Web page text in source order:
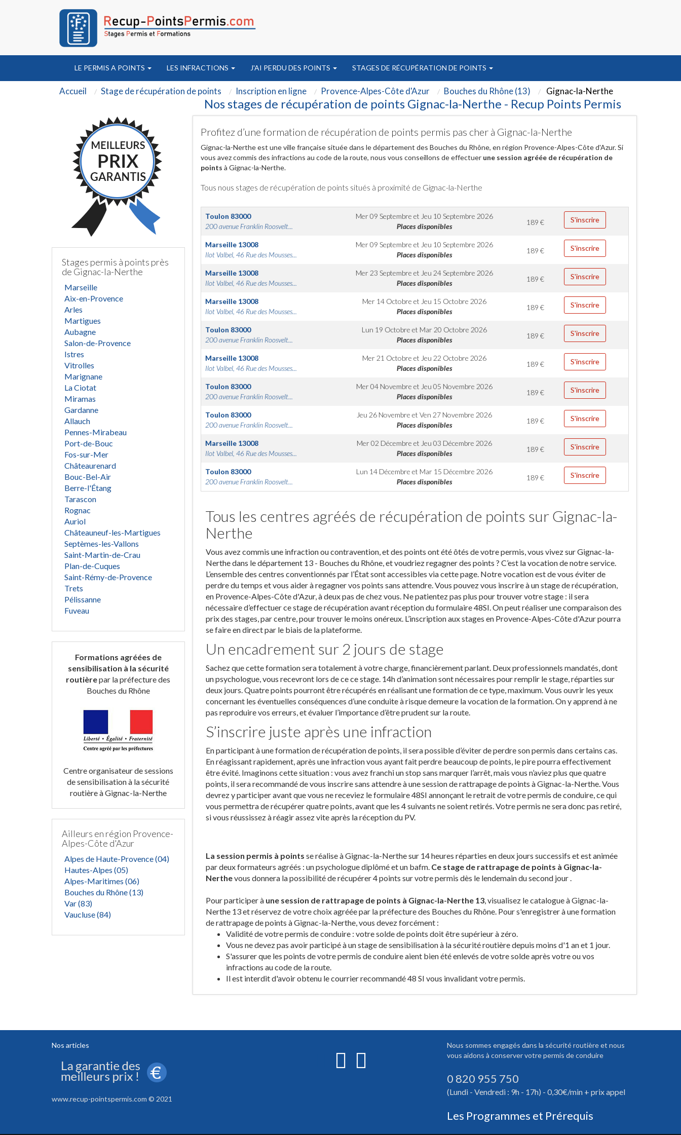
LE PERMIS A POINTS LES INFRACTIONS J'AI PERDU DES POINTS STAGES DE RÉCUPÉRATION DE POINTS
Accueil Stage de récupération de points Inscription en ligne Provence-Alpes-Côte d'Azur Bouches du Rhône (13) Gignac-la-Nerthe
Nos stages de récupération de points Gignac-la-Nerthe - Recup Points Permis
Stages permis à points près
de Gignac-la-Nerthe
Marseille
Aix-en-Provence
Arles
Martigues
Aubagne
Salon-de-Provence
Istres
Vitrolles
Marignane
La Ciotat
Miramas
Gardanne
Allauch
Pennes-Mirabeau
Port-de-Bouc
Fos-sur-Mer
Châteaurenard
Bouc-Bel-Air
Berre-l'Étang
Tarascon
Rognac
Auriol
Châteauneuf-les-Martigues
Septèmes-les-Vallons
Saint-Martin-de-Crau
Plan-de-Cuques
Saint-Rémy-de-Provence
Trets
Pélissanne
Fuveau
Formations agréées de
sensibilisation à la sécurité
routièrepar la préfecture des
Bouches du Rhône
Centre organisateur de sessions
de sensibilisation à la sécurité
routière à Gignac-la-Nerthe
Ailleurs en région Provence-
Alpes-Côte d'Azur
Alpes de Haute-Provence (04)
Hautes-Alpes (05)
Alpes-Maritimes (06)
Bouches du Rhône (13)
Var (83)
Vaucluse (84)
Profitez d’une formation de récupération de points permis pas cher à Gignac-la-Nerthe
Gignac-la-Nerthe est une ville française située dans le département des Bouches du Rhône, en région Provence-Alpes-Côte d'Azur. Si
vous avez commis des infractions au code de la route, nous vous conseillons de effectuer une session agréée de récupération de
points à Gignac-la-Nerthe.
Tous nous stages de récupération de points situés à proximité de Gignac-la-Nerthe
Toulon 83000
200 avenue Franklin Roosvelt...
Mer 09 Septembre et Jeu 10 Septembre 2026
Places disponibles
189€ S'inscrire
Marseille 13008
Ilot Valbel, 46 Rue des Mousses...
Mer 09 Septembre et Jeu 10 Septembre 2026
Places disponibles
189€ S'inscrire
Marseille 13008
Ilot Valbel, 46 Rue des Mousses...
Mer 23 Septembre et Jeu 24 Septembre 2026
Places disponibles
189€ S'inscrire
Marseille 13008
Ilot Valbel, 46 Rue des Mousses...
Mer 14 Octobre et Jeu 15 Octobre 2026
Places disponibles
189€ S'inscrire
Toulon 83000
200 avenue Franklin Roosvelt...
Lun 19 Octobre et Mar 20 Octobre 2026
Places disponibles
189€ S'inscrire
Marseille 13008
Ilot Valbel, 46 Rue des Mousses...
Mer 21 Octobre et Jeu 22 Octobre 2026
Places disponibles
189€ S'inscrire
Toulon 83000
200 avenue Franklin Roosvelt...
Mer 04 Novembre et Jeu 05 Novembre 2026
Places disponibles
189€ S'inscrire
Toulon 83000
200 avenue Franklin Roosvelt...
Jeu 26 Novembre etVen 27 Novembre 2026
Places disponibles
189€ S'inscrire
Marseille 13008
Ilot Valbel, 46 Rue des Mousses...
Mer 02 Décembre et Jeu 03 Décembre 2026
Places disponibles
189€ S'inscrire
Toulon 83000
200 avenue Franklin Roosvelt...
Lun 14 Décembre et Mar 15 Décembre 2026
Places disponibles
189€ S'inscrire
Tous les centres agréés de récupération de points sur Gignac-la-
Nerthe
Vous avez commis une infraction ou contravention, et des points ont été ôtés de votre permis, vous vivez sur Gignac-la-
Nerthe dans le département 13 - Bouches du Rhône, et voudriez regagner des points ? C’est la vocation de notre service.
L’ensemble des centres conventionnés par l’État sont accessibles via cette page. Notre vocation est de vous éviter de
perdre du temps et vous aider à regagner vos points sans attendre. Vous pouvez vous inscrire à un stage de récupération,
en Provence-Alpes-Côte d'Azur, à deux pas de chez vous. Ne patientez pas plus pour trouver votre stage : il sera
nécessaire d’effectuer ce stage de récupération avant réception du formulaire 48SI. On peut réaliser une comparaison des
prix des stages, par centre, pour trouver le moins onéreux. L’inscription aux stages en Provence-Alpes-Côte d'Azur pourra
se faire en direct par le biais de la plateforme.
Un encadrement sur 2 jours de stage
Sachez que cette formation sera totalement à votre charge, financièrement parlant. Deux professionnels mandatés, dont
un psychologue, vous recevront lors de ce ce stage. 14h d’animation sont nécessaires pour remplir le stage, réparties sur
deux jours. Quatre points pourront être récupérés en réalisant une formation de ce type, maximum. Vous ouvrir les yeux
concernant les éventuelles conséquences d’une conduite à risque demeure la vocation de la formation. On y apprend à ne
pas reproduire vos erreurs, et évaluer l’importance d’être prudent sur la route.
S’inscrire juste après une infraction
En participant à une formation de récupération de points, il sera possible d’éviter de perdre son permis dans certains cas.
En réagissant rapidement, après une infraction vous ayant fait perdre beaucoup de points, le pire pourra effectivement
être évité. Imaginons cette situation : vous avez franchi un stop sans marquer l’arrêt, mais vous n’aviez plus que quatre
points, il sera recommandé de vous inscrire sans attendre à une session de rattrapage de points à Gignac-la-Nerthe. Vous
devrez y participer avant que vous ne receviez le formulaire 48SI annonçant le retrait de votre permis de conduire, ce qui
vous permettra de récupérer quatre points, avant que les 4 suivants ne soient retirés. Votre permis ne sera donc pas retiré,
si vous réussissez à réagir assez vite après la réception du PV.
La session permis à points se réalise à Gignac-la-Nerthe sur 14 heures réparties en deux jours successifs et est animée
par deux formateurs agréés : un psychologue diplômé et un bafm. Ce stage de rattrapage de points à Gignac-la-
Nerthevous donnera la possibilité de récupérer 4 points sur votre permis dès le lendemain du second jour .
Pour participer à une session de rattrapage de points à Gignac-la-Nerthe 13, visualisez le catalogue à Gignac-la-
Nerthe 13 et réservez de votre choix agréée par la préfecture des Bouches du Rhône. Pour s'enregistrer à une formation
de rattrapage de points à Gignac-la-Nerthe, vous devez forcément :
Validité de votre permis de conduire : votre solde de points doit être supérieur à zéro.
Vous ne devez pas avoir participé à un stage de sensibilisation à la sécurité routière depuis moins d'1 an et 1 jour.
S'assurer que les points de votre permis de conduire aient bien été enlevés de votre solde après votre ou vos
infractions au code de la route.
Il est interdit d'avoir obtenu le courrier recommandé 48 SI vous invalidant votre permis.
Nos articles
www.recup-pointspermis.com © 2021
Nous sommes engagés dans la sécurité routière et nous
vous aidons à conserver votre permis de conduire
0 820 955 750
(Lundi - Vendredi : 9h - 17h) - 0,30€/min + prix appel
Les Programmes et Prérequis